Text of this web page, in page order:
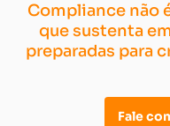
Compliance não
que sustenta
preparadas para
Fale